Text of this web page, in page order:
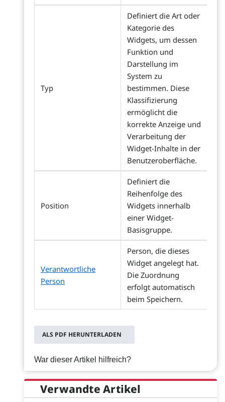
Typ
Definiert die Art oder
Kategorie des
Widgets, um dessen
Funktion und
Darstellung im
System zu
bestimmen. Diese
Klassifizierung
ermöglicht die
korrekte Anzeige und
Verarbeitung der
Widget-Inhalte in der
Benutzeroberfläche.
Position
Definiert die
Reihenfolge des
Widgets innerhalb
einer Widget-
Basisgruppe.
Verantwortliche
Person
Person, die dieses
Widget angelegt hat.
Die Zuordnung
erfolgt automatisch
beim Speichern.
ALS PDF HERUNTERLADEN
War dieser Artikel hilfreich?
Verwandte Artikel